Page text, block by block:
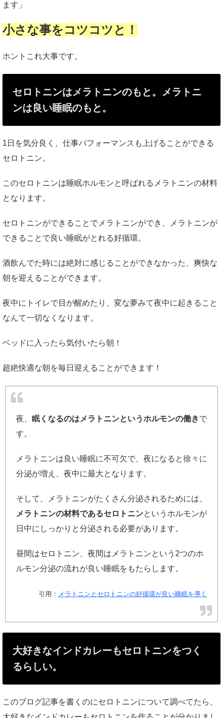
ます」
小さな事をコツコツと！
ホントこれ大事です。
セロトニンはメラトニンのもと。メラトニ
ンは良い睡眠のもと。
1日を気分良く、仕事パフォーマンスも上げることができる
セロトニン。
このセロトニンは睡眠ホルモンと呼ばれるメラトニンの材料
となります。
セロトニンができることでメラトニンができ、メラトニンが
できることで良い睡眠がとれる好循環。
酒飲んでた時には絶対に感じることができなかった、爽快な
朝を迎えることができます。
夜中にトイレで目が醒めたり、変な夢みて夜中に起きること
なんて一切なくなります。
ベッドに入ったら気付いたら朝！
超絶快適な朝を毎日迎えることができます！
夜、 眠くなるのはメラトニンというホルモンの働きで
す。
メラトニンは良い睡眠に不可欠で、夜になると徐々に
分泌が増え、夜中に最大となります。
そして、メラトニンがたくさん分泌されるためには、
メラトニンの材料であるセロトニンというホルモンが
日中にしっかりと分泌される必要があります。
昼間はセロトニン、夜間はメラトニンという2つのホ
ルモン分泌の流れが良い睡眠をもたらします。
引用： メラトニンとセロトニンの好循環が良い睡眠を導く
大好きなインドカレーもセロトニンをつく
るらしい。
このブログ記事を書くのにセロトニンについて調べてたら、